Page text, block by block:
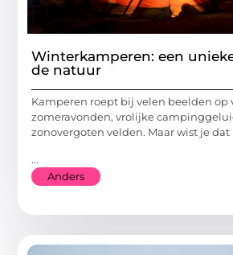
Winterkamperen: een
de natuur
Kamperen roept bij velen beelden op
zomeravonden, vrolijke
zonovergoten velden. Maar wist je
...
Anders